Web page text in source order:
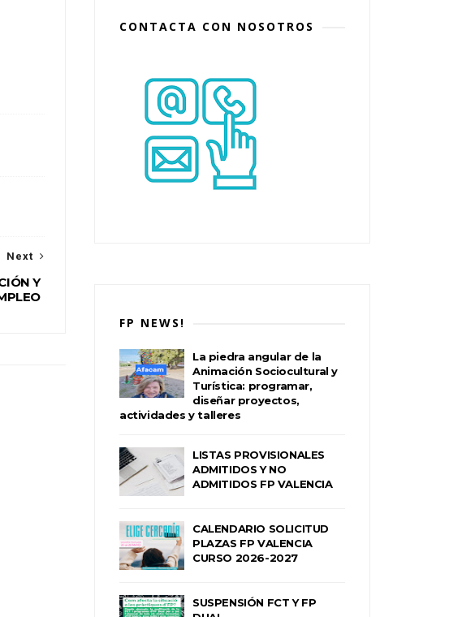
Next
Y
CONTACTA CON NOSOTROS
FP NEWS!
La piedra angular de la
Animación Sociocultural y
Turística: programar,
diseñar proyectos,
actividades y talleres
LISTAS PROVISIONALES
ADMITIDOS Y NO
ADMITIDOS FP VALENCIA
CALENDARIO SOLICITUD
PLAZAS FP VALENCIA
CURSO 2026-2027
SUSPENSIÓN FCT Y FP